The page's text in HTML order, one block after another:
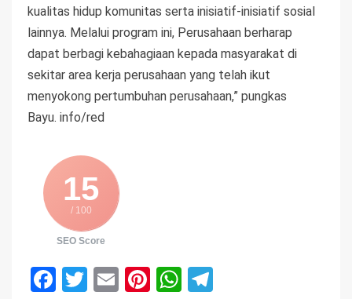
kualitas hidup komunitas serta inisiatif-inisiatif sosial
lainnya. Melalui program ini, Perusahaan berharap
dapat berbagi kebahagiaan kepada masyarakat di
sekitar area kerja perusahaan yang telah ikut
menyokong pertumbuhan perusahaan,” pungkas
Bayu. info/red
15
/ 100
SEO Score
Facebook
Twitter
EmailPinterest
WhatsApp